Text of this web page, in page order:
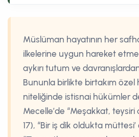
Müslüman hayatının her
ilkelerine uygun hareket
aykırı tutum ve davranışlardan
Bununla birlikte birtakım
niteliğinde istisnai hükümler
Mecelle’de “Meşakkat, teysiri
17), “Bir iş dîk oldukta müttesi’